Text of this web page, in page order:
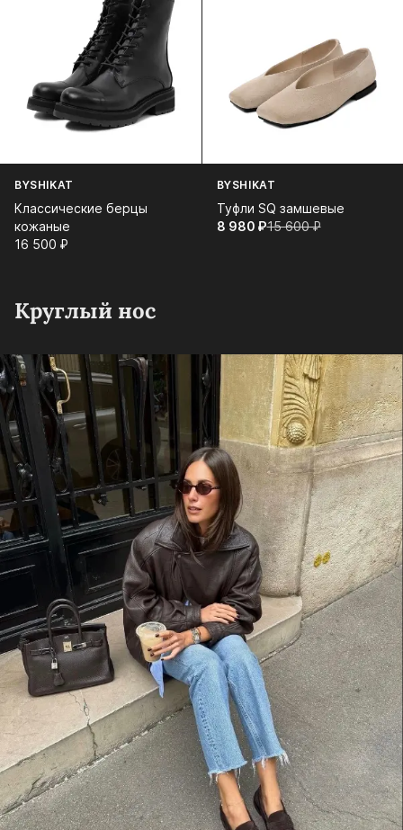
BYSHIKAT
Классические берцы
кожаные
16 500⁠ ⁠₽
BYSHIKAT
Туфли SQ замшевые
8 980⁠ ⁠₽15 600⁠ ⁠₽
Круглый нос